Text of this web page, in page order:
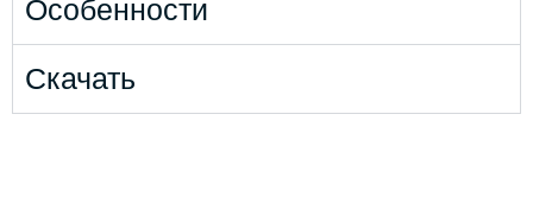
Особенности
Скачать